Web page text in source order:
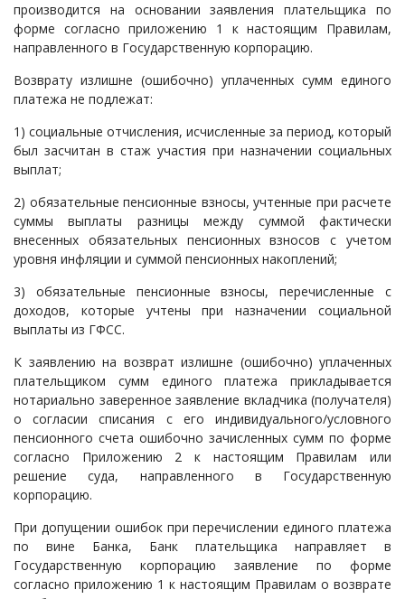
производится на основании заявления плательщика по
форме согласно приложению 1 к настоящим Правилам,
направленного в Государственную корпорацию.
Возврату излишне (ошибочно) уплаченных сумм единого
платежа не подлежат:
1) социальные отчисления, исчисленные за период, который
был засчитан в стаж участия при назначении социальных
выплат;
2) обязательные пенсионные взносы, учтенные при расчете
суммы выплаты разницы между суммой фактически
внесенных обязательных пенсионных взносов с учетом
уровня инфляции и суммой пенсионных накоплений;
3) обязательные пенсионные взносы, перечисленные с
доходов, которые учтены при назначении социальной
выплаты из ГФСС.
К заявлению на возврат излишне (ошибочно) уплаченных
плательщиком сумм единого платежа прикладывается
нотариально заверенное заявление вкладчика (получателя)
о согласии списания с его индивидуального/условного
пенсионного счета ошибочно зачисленных сумм по форме
согласно Приложению 2 к настоящим Правилам или
решение суда, направленного в Государственную
корпорацию.
При допущении ошибок при перечислении единого платежа
по вине Банка, Банк плательщика направляет в
Государственную корпорацию заявление по форме
согласно приложению 1 к настоящим Правилам о возврате